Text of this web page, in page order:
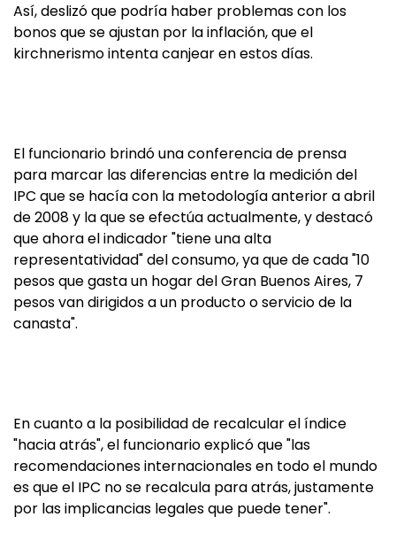
Así, deslizó que podría haber problemas con los
bonos que se ajustan por la inflación, que el
kirchnerismo intenta canjear en estos días.
El funcionario brindó una conferencia de prensa
para marcar las diferencias entre la medición del
IPC que se hacía con la metodología anterior a abril
de 2008 y la que se efectúa actualmente, y destacó
que ahora el indicador "tiene una alta
representatividad" del consumo, ya que de cada "10
pesos que gasta un hogar del Gran Buenos Aires, 7
pesos van dirigidos a un producto o servicio de la
canasta".
En cuanto a la posibilidad de recalcular el índice
"hacia atrás", el funcionario explicó que "las
recomendaciones internacionales en todo el mundo
es que el IPC no se recalcula para atrás, justamente
por las implicancias legales que puede tener".